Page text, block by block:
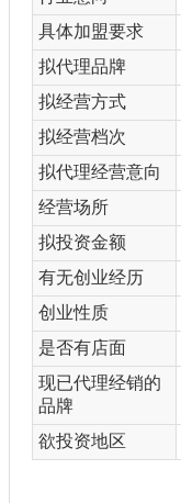
具体加盟要求
拟代理品牌
拟经营方式
拟经营档次
拟代理经营意向
经营场所
拟投资金额
有无创业经历
创业性质
是否有店面
现已代理经销的
品牌
欲投资地区